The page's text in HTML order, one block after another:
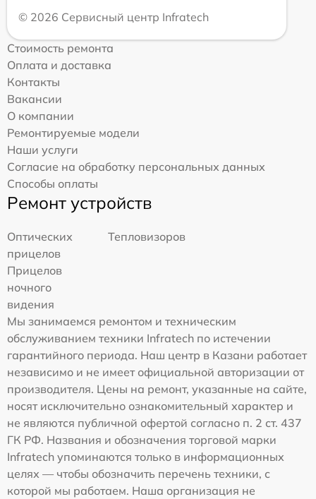
© 2026 Сервисный центр Infratech
Стоимость ремонта
Оплата и доставка
Контакты
Вакансии
О компании
Ремонтируемые модели
Наши услуги
Согласие на обработку персональных данных
Способы оплаты
Ремонт устройств
Оптических
прицелов
Тепловизоров
Прицелов
ночного
видения
Мы занимаемся ремонтом и техническим
обслуживанием техники Infratech по истечении
гарантийного периода. Наш центр в Казани работает
независимо и не имеет официальной авторизации от
производителя. Цены на ремонт, указанные на сайте,
носят исключительно ознакомительный характер и
не являются публичной офертой согласно п. 2 ст. 437
ГК РФ. Названия и обозначения торговой марки
Infratech упоминаются только в информационных
целях — чтобы обозначить перечень техники, с
которой мы работаем. Наша организация не